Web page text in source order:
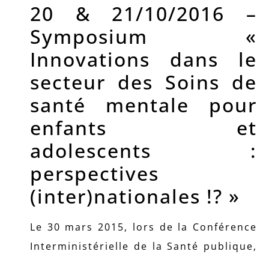
20 & 21/10/2016 –
Symposium «
Innovations dans le
secteur des Soins de
santé mentale pour
enfants et
adolescents :
perspectives
(inter)nationales !? »
Le 30 mars 2015, lors de la Conférence
Interministérielle de la Santé publique,